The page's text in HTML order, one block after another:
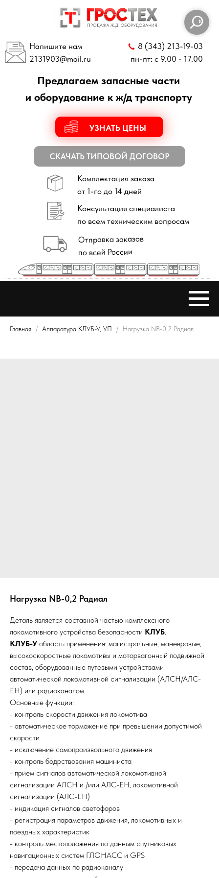
пн-пт: с 9.00 - 17.00
2131903
СКАЧАТЬ ТИПОВОЙ ДОГОВОР
Предлагаем запасные части
Комплектация заказа
от 1-го до 14 дней
по всем техническим вопросам
по всей России
Главная Аппаратура КЛУБ-У, УП Нагрузка NB-0,2 Радиал
Нагрузка NB-0,2 Радиал
Деталь является составной частью комплексного
локомотивного устройства безопасности КЛУБ.
КЛУБ-У область применения: магистральные, маневровые,
высокоскоростные локомотивы и моторвагонный подвижной
состав, оборудованные путевыми устройствами
автоматической локомотивной сигнализации (АЛСН/АЛС-
ЕН) или радиоканалом.
Основные функции:
- контроль скорости движения локомотива
- автоматическое торможение при превышении допустимой
скорости
- исключение самопроизвольного движения
- контроль бодрствования машиниста
- прием сигналов автоматической локомотивной
сигнализации АЛСН и /или АЛС-ЕН, локомотивной
сигнализации (АЛС-ЕН)
- индикация сигналов светофоров
- регистрация параметров движения, локомотивных и
поездных характеристик
- контроль местоположения по данным спутниковых
навигационных систем ГЛОНАСС и GPS
- передача данных по радиоканалу